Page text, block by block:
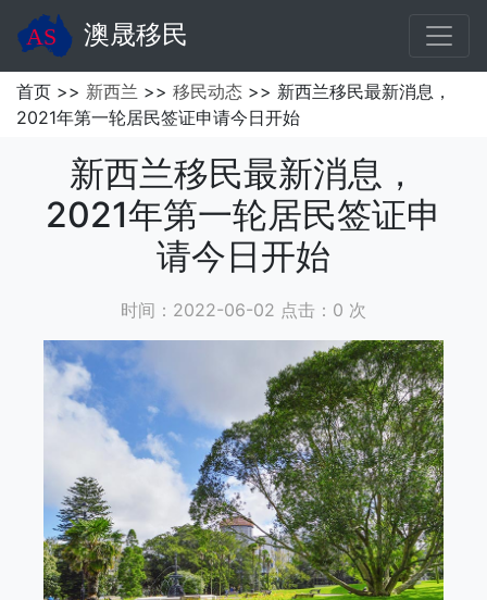
澳晟移民
首页 >> 新西兰 >> 移民动态 >> 新西兰移民最新消息，
2021年第一轮居民签证申请今日开始
新西兰移民最新消息，
2021年第一轮居民签证申
请今日开始
时间：2022-06-02 点击： 0 次